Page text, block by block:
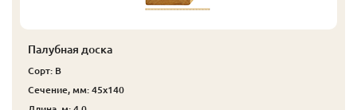
Палубная доска
Сорт: В
Сечение, мм: 45x140